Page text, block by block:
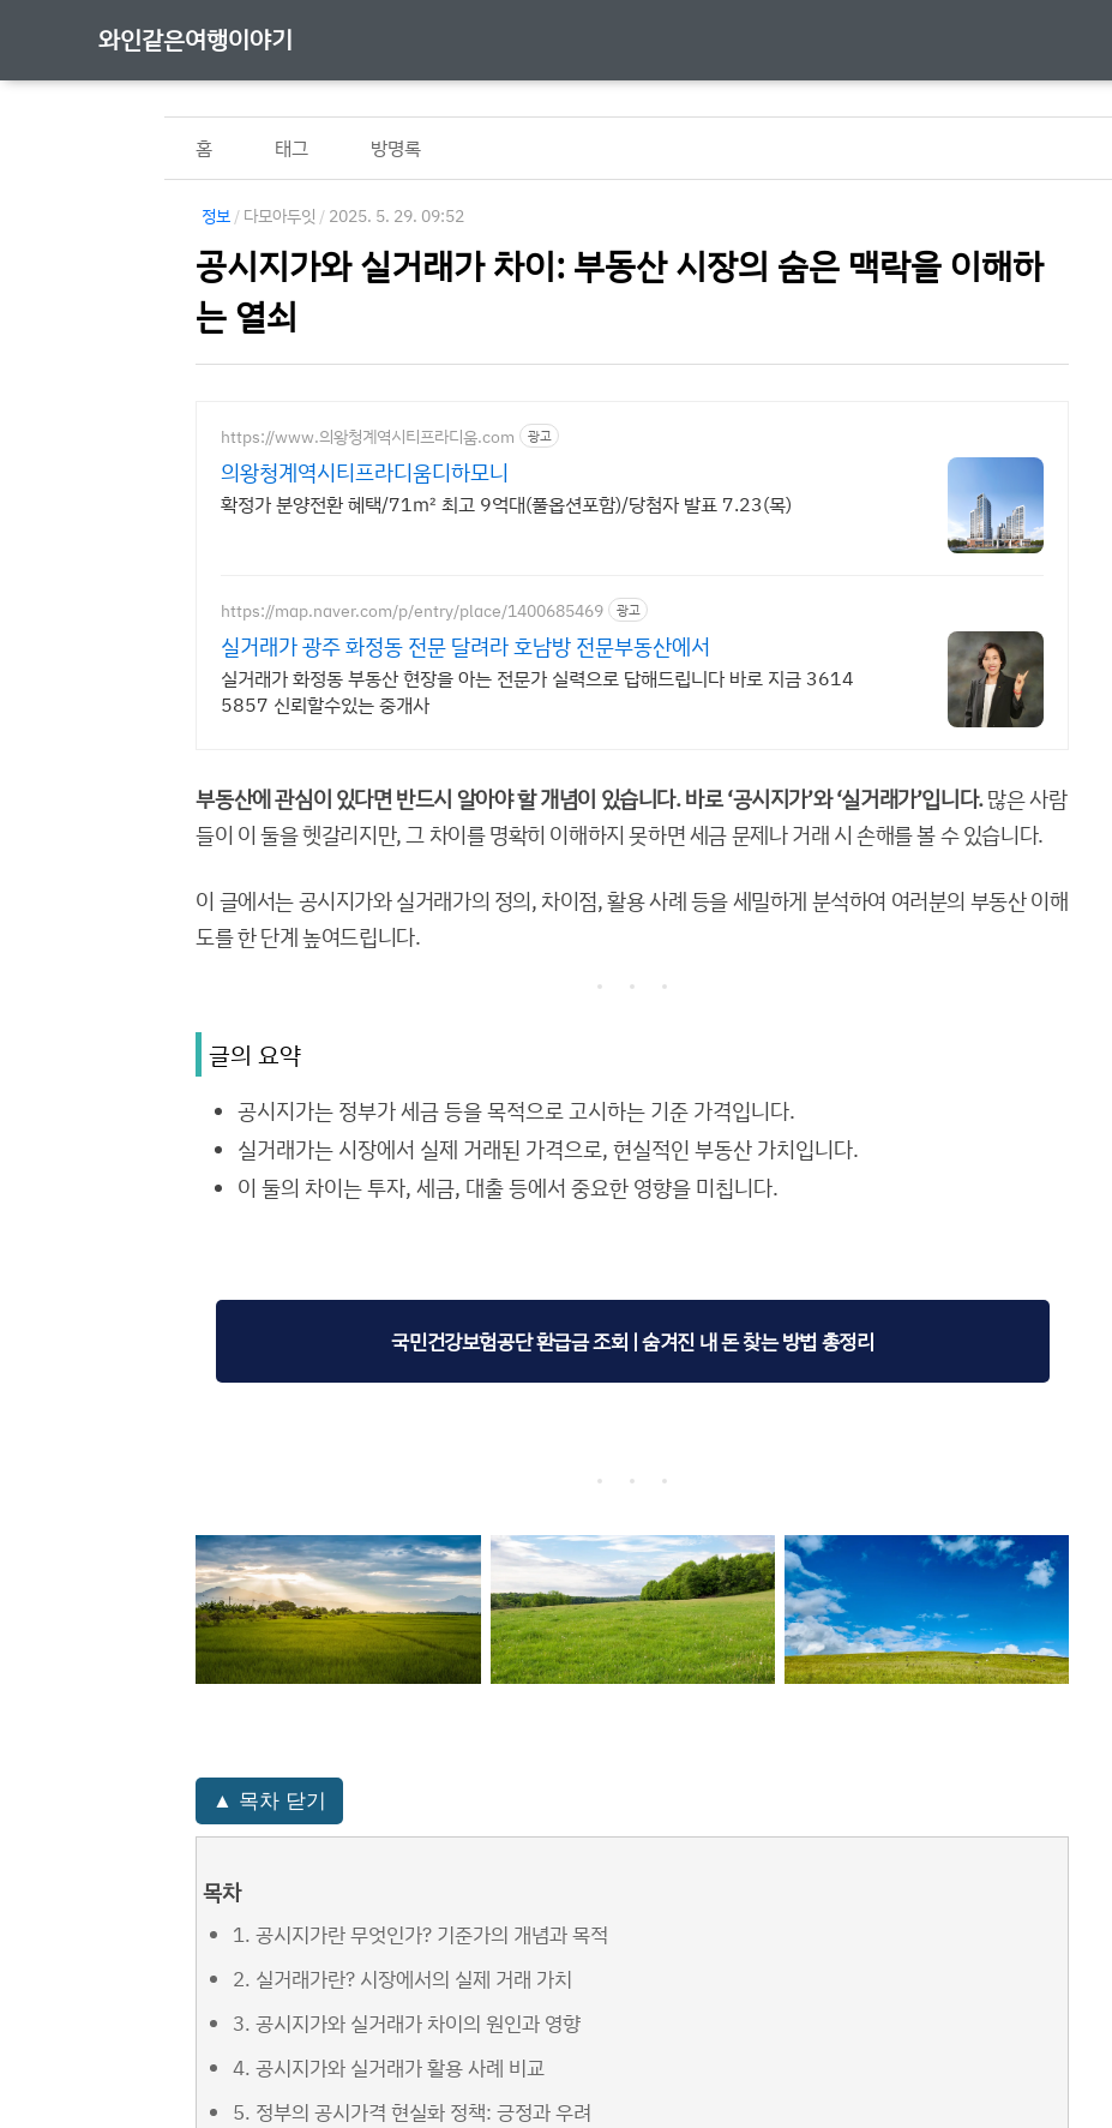
와인같은여행이야기
홈 태그 방명록
정보 / 다모아두잇 / 2025. 5. 29. 09:52
공시지가와 실거래가 차이: 부동산 시장의 숨은 맥락을 이해하
는 열쇠
https://www.의왕청계역시티프라디움.com 광고
의왕청계역시티프라디움디하모니
확정가 분양전환 혜택/71㎡ 최고 9억대(풀옵션포함)/당첨자 발표 7.23(목)
https://map.naver.com/p/entry/place/1400685469 광고
실거래가 광주 화정동 전문 달려라 호남방 전문부동산에서
실거래가 화정동 부동산 현장을 아는 전문가 실력으로 답해드립니다 바로 지금 3614
5857 신뢰할수있는 중개사
부동산에 관심이 있다면 반드시 알아야 할 개념이 있습니다. 바로 ‘공시지가’와 ‘실거래가’입니다.많은 사람
들이 이 둘을 헷갈리지만, 그 차이를 명확히 이해하지 못하면 세금 문제나 거래 시 손해를 볼 수 있습니다.
이 글에서는 공시지가와 실거래가의 정의, 차이점, 활용 사례 등을 세밀하게 분석하여 여러분의 부동산 이해
도를 한 단계 높여드립니다.
글의 요약
공시지가는 정부가 세금 등을 목적으로 고시하는 기준 가격입니다.
실거래가는 시장에서 실제 거래된 가격으로, 현실적인 부동산 가치입니다.
이 둘의 차이는 투자, 세금, 대출 등에서 중요한 영향을 미칩니다.
국민건강보험공단 환급금 조회 | 숨겨진 내 돈 찾는 방법 총정리
▲ 목차 닫기
목차
1. 공시지가란 무엇인가? 기준가의 개념과 목적
2. 실거래가란? 시장에서의 실제 거래 가치
3. 공시지가와 실거래가 차이의 원인과 영향
4. 공시지가와 실거래가 활용 사례 비교
5. 정부의 공시가격 현실화 정책: 긍정과 우려